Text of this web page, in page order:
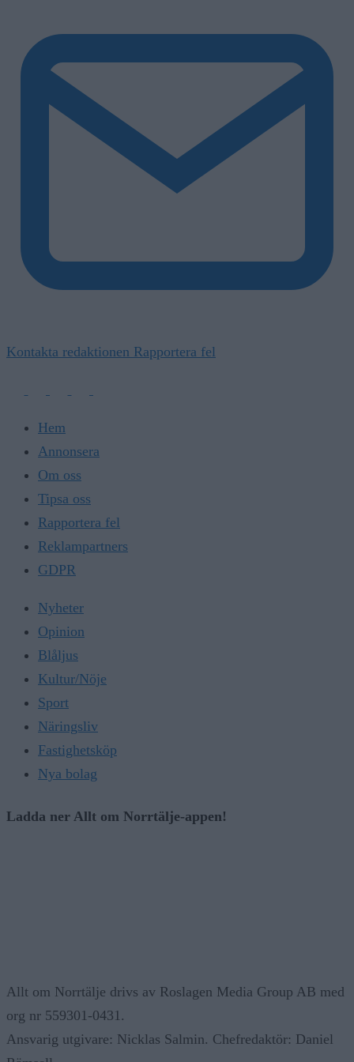
Kontakta redaktionen Rapportera fel
Hem
Annonsera
Om oss
Tipsa oss
Rapportera fel
Reklampartners
GDPR
Nyheter
Opinion
Blåljus
Kultur/Nöje
Sport
Näringsliv
Fastighetsköp
Nya bolag
Ladda ner Allt om Norrtälje-appen!
Allt om Norrtälje drivs av Roslagen Media Group AB med
org nr 559301-0431.
Ansvarig utgivare: Nicklas Salmin. Chefredaktör: Daniel